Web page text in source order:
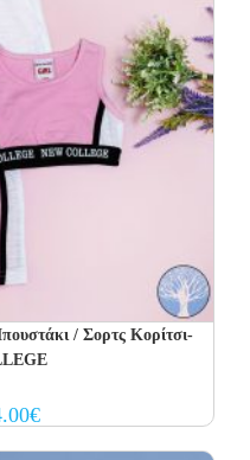
/ Σορτς Κορίτσι-
€Current
price